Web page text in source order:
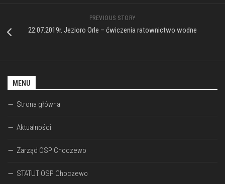
PREVIOUS STORY
22.07.2019r. Jezioro Orle – ćwiczenia ratownictwo wodne
MENU
Strona główna
Aktualności
Zarząd OSP Choczewo
STATUT OSP Choczewo